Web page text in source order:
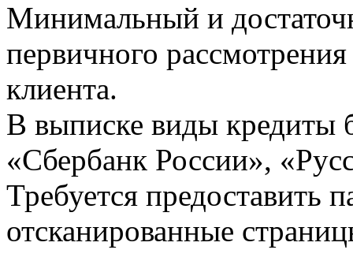
Минимальный и
первичного
клиента.
В выписке виды кредиты
«Сбербанк России»,
Требуется предоставить
отсканированные